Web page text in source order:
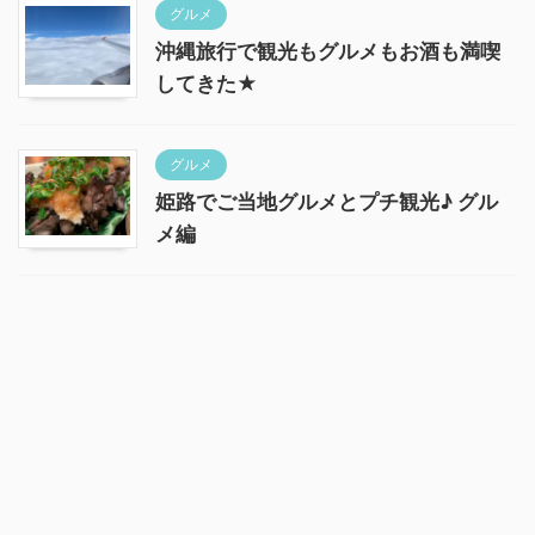
グルメ
沖縄旅行で観光もグルメもお酒も満喫
してきた★
グルメ
姫路でご当地グルメとプチ観光♪ グル
メ編